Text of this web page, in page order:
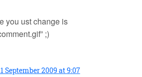
you ust change is
;)
September 2009 at 9:07